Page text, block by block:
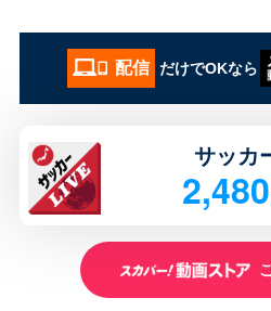
配信 だけでOKなら
サッカ
2,480